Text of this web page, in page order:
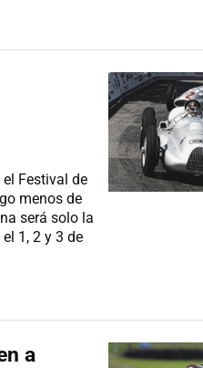
Festival de
menos de
será solo la
1, 2 y 3 de
a